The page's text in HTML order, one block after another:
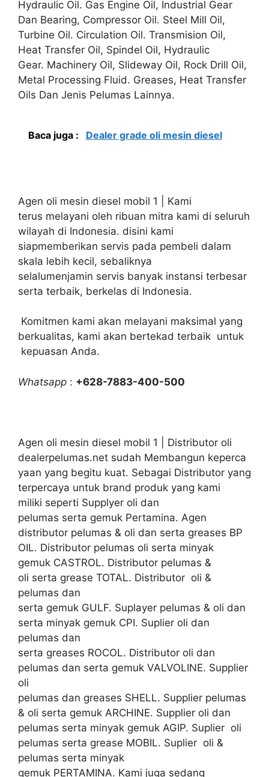
Hydraulic Oil. Gas Engine Oil, Industrial Gear
Dan Bearing, Compressor Oil. Steel Mill Oil,
Turbine Oil. Circulation Oil. Transmision Oil,
Heat Transfer Oil, Spindel Oil, Hydraulic
Gear. Machinery Oil, Slideway Oil, Rock Drill Oil,
Metal Processing Fluid. Greases, Heat Transfer
Oils Dan Jenis Pelumas Lainnya.
Baca juga : Dealer grade oli mesin diesel
Agen oli mesin diesel mobil 1 | Kami
terus melayani oleh ribuan mitra kami di seluruh
wilayah di Indonesia. disini kami
siapmemberikan servis pada pembeli dalam
skala lebih kecil, sebaliknya
selalumenjamin servis banyak instansi terbesar
serta terbaik, berkelas di Indonesia.
Komitmen kami akan melayani maksimal yang
berkualitas, kami akan bertekad terbaik untuk
kepuasan Anda.
Whatsapp : +628-7883-400-500
Agen oli mesin diesel mobil 1 | Distributor oli
dealerpelumas.net sudah Membangun keperca
yaan yang begitu kuat. Sebagai Distributor yang
terpercaya untuk brand produk yang kami
miliki seperti Supplyer oli dan
pelumas serta gemuk Pertamina. Agen
distributor pelumas & oli dan serta greases BP
OIL. Distributor pelumas oli serta minyak
gemuk CASTROL. Distributor pelumas &
oli serta grease TOTAL. Distributor oli &
pelumas dan
serta gemuk GULF. Suplayer pelumas & oli dan
serta minyak gemuk CPI. Suplier oli dan
pelumas dan
serta greases ROCOL. Distributor oli dan
pelumas dan serta gemuk VALVOLINE. Supplier
oli
pelumas dan greases SHELL. Supplier pelumas
& oli serta gemuk ARCHINE. Supplier oli dan
pelumas serta minyak gemuk AGIP. Suplier oli
pelumas serta grease MOBIL. Suplier oli &
pelumas serta minyak
gemuk PERTAMINA. Kami juga sedang